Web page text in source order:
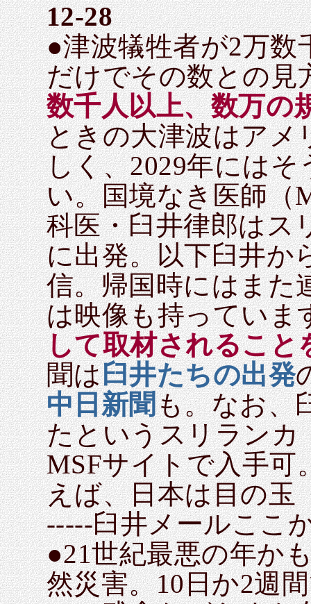
12-28
●津波犠牲者が2万数
だけでその数との見
数千人以上、数万の
ときの大津波はアメ
しく、2029年には
い。国境なき医師（
科医・臼井律郎はス
に出発。以下臼井か
信。帰国時にはまた
は映像も持っていま
して取材されること
聞は臼井たちの出発
中日新聞も。なお、
たというスリランカ
MSFサイトで入手
えば、日本は目の玉
-----臼井メールここ
●21世紀最悪の年か
然災害。10日か2週